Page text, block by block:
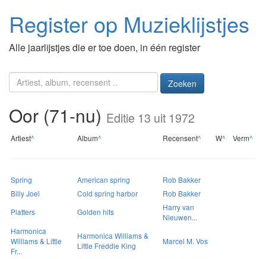
Register op Muzieklijstjes
Alle jaarlijstjes die er toe doen, in één register
Zoeken
Oor (71-nu) Editie 13 uit 1972
Artiest^ Album^ Recensent^ W^ Verm^
Spring American spring
Rob Bakker
Billy Joel
Cold spring harbor
Rob Bakker
Platters
Golden hits
Harry van
Nieuwen...
Harmonica
Williams & Little
Fr...
Harmonica Williams &
Little Freddie King
Marcel M. Vos